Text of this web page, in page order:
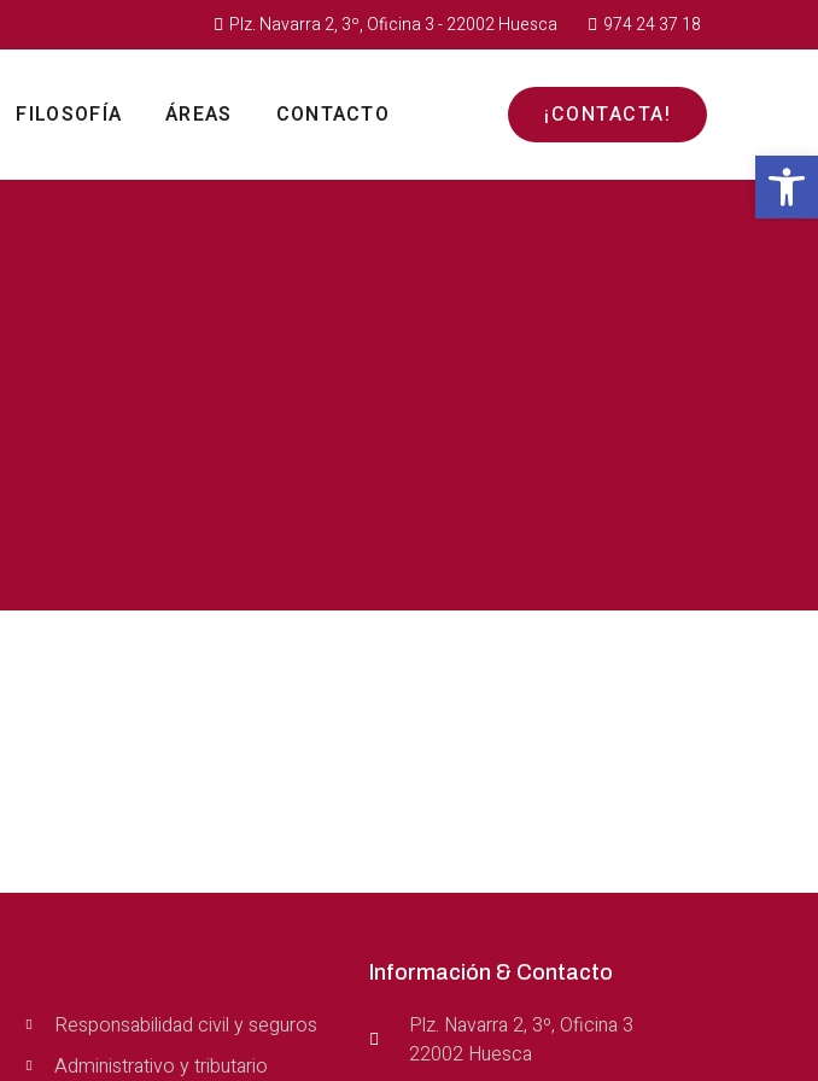
Plz. Navarra 2, 3º, Oficina 3 - 22002 Huesca 974 24 37 18
FILOSOFÍA ÁREAS CONTACTO ¡CONTACTA!
Responsabilidad civil y seguros
Administrativo y tributario
Información & Contacto
Plz. Navarra 2, 3º, Oficina 3
22002 Huesca